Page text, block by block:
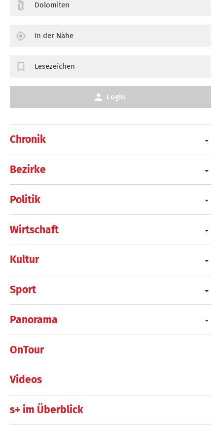
Chronik
Bezirke
Politik
Wirtschaft
Kultur
Sport
Panorama
OnTour
Videos
s+ im Überblick
Dolomiten
In der Nähe
Lesezeichen
Login